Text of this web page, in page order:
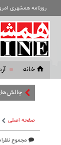
روزنامه همشهری
خانه
صفحه اصلی
مجموع